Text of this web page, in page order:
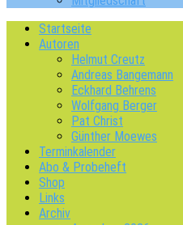
Startseite
Autoren
Helmut Creutz
Andreas Bangemann
Eckhard Behrens
Wolfgang Berger
Pat Christ
Günther Moewes
Terminkalender
Abo & Probeheft
Shop
Links
Archiv